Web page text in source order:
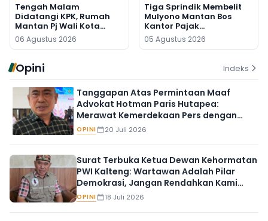
Tengah Malam
Didatangi KPK, Rumah
Mantan Pj Wali Kota
Digeledah, Empat Koper
Dibawa
06 Agustus 2026
Tiga Sprindik Membelit
Mulyono Mantan Bos
Kantor Pajak
Banjarmasin
05 Agustus 2026
Opini Indeks
Tanggapan Atas Permintaan Maaf
Advokat Hotman Paris Hutapea:
Merawat Kemerdekaan Pers dengan
Komunikasi Bermartabat
OPINI 20 Juli 2026
Surat Terbuka Ketua Dewan Kehormatan
PWI Kalteng: Wartawan Adalah Pilar
Demokrasi, Jangan Rendahkan Kami
Dengan Intimidasi Verbal
OPINI 18 Juli 2026